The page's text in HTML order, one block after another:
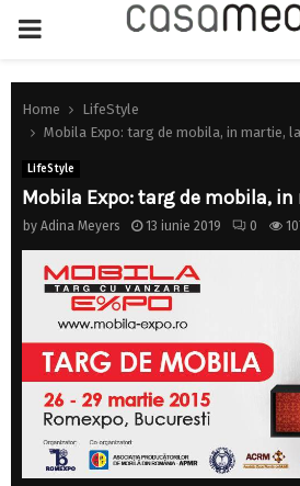
PRIMARY
MENU
Home
LifeStyle
Mobila Expo: targ de mobila, in martie,
LifeStyle
Mobila Expo: targ de mobila,
by Adina Meyers 13 iunie 2019 0